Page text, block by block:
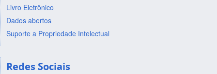
Livro Eletrônico
Dados abertos
Suporte a Propriedade Intelectual
Redes Sociais